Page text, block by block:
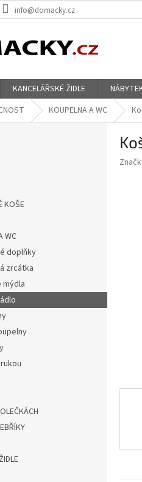
info@domacky.cz
KANCELÁŘSKÉ ŽIDLE
KOUPELNA A WC
KOŠE
WC
doplňky
zrcátka
mýdla